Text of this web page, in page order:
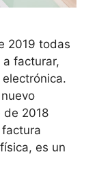
2019 todas
facturar,
de 2018
es un